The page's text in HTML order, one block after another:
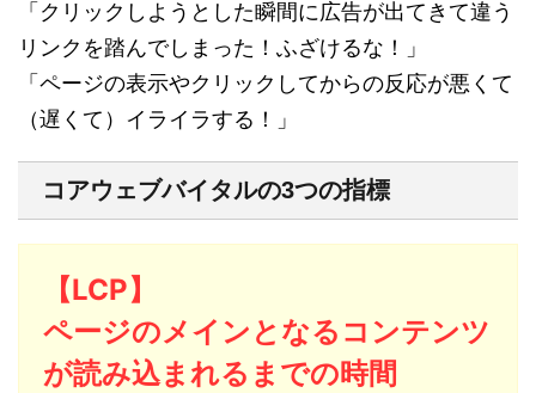
「クリックしようとした瞬間に広告が出てきて違う
リンクを踏んでしまった！ふざけるな！」
「ページの表示やクリックしてからの反応が悪くて
（遅くて）イライラする！」
コアウェブバイタルの3つの指標
【LCP】
ページのメインとなるコンテンツ
が読み込まれるまでの時間